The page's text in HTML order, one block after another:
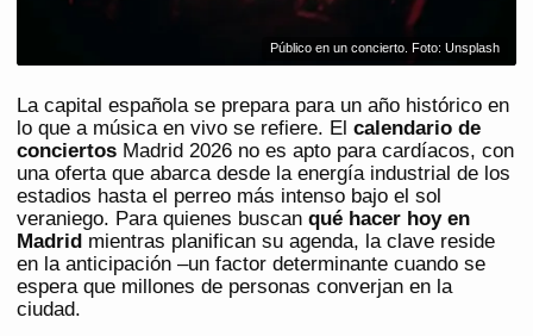
Público en un concierto. Foto: Unsplash
La capital española se prepara para un año histórico en
lo que a música en vivo se refiere. El calendario de
conciertos Madrid 2026 no es apto para cardíacos, con
una oferta que abarca desde la energía industrial de los
estadios hasta el perreo más intenso bajo el sol
veraniego. Para quienes buscan qué hacer hoy en
Madrid mientras planifican su agenda, la clave reside
en la anticipación –un factor determinante cuando se
espera que millones de personas converjan en la
ciudad.